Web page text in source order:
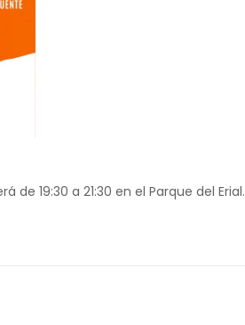
19:30 a 21:30 en el Parque del Erial.